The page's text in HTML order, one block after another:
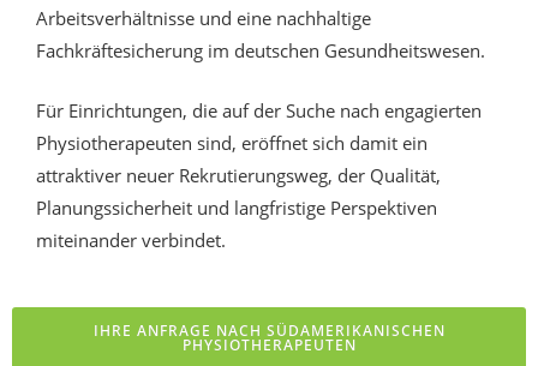
Arbeitsverhältnisse und eine nachhaltige
Fachkräftesicherung im deutschen Gesundheitswesen.
Für Einrichtungen, die auf der Suche nach engagierten
Physiotherapeuten sind, eröffnet sich damit ein
attraktiver neuer Rekrutierungsweg, der Qualität,
Planungssicherheit und langfristige Perspektiven
miteinander verbindet.
IHRE ANFRAGE NACH SÜDAMERIKANISCHEN
PHYSIOTHERAPEUTEN